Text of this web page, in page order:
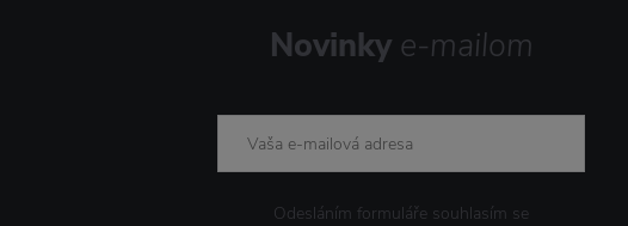
Novinky e-mailom
Odesláním formuláře souhlasím se